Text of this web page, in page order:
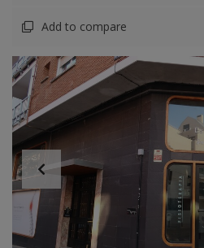
Add to compare